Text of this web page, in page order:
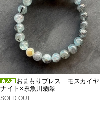
おまもりブレス モスカイヤ
ナイト×糸魚川翡翠
SOLD OUT